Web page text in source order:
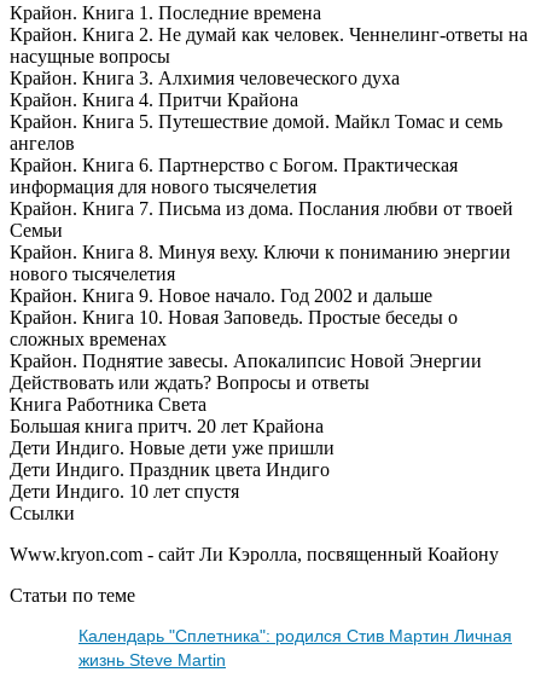
Крайон. Книга 1. Последние времена
Крайон. Книга 2. Не думай как человек. Ченнелинг-ответы на
насущные вопросы
Крайон. Книга 3. Алхимия человеческого духа
Крайон. Книга 4. Притчи Крайона
Крайон. Книга 5. Путешествие домой. Майкл Томас и семь
ангелов
Крайон. Книга 6. Партнерство с Богом. Практическая
информация для нового тысячелетия
Крайон. Книга 7. Письма из дома. Послания любви от твоей
Семьи
Крайон. Книга 8. Минуя веху. Ключи к пониманию энергии
нового тысячелетия
Крайон. Книга 9. Новое начало. Год 2002 и дальше
Крайон. Книга 10. Новая Заповедь. Простые беседы о
сложных временах
Крайон. Поднятие завесы. Апокалипсис Новой Энергии
Действовать или ждать? Вопросы и ответы
Книга Работника Света
Большая книга притч. 20 лет Крайона
Дети Индиго. Новые дети уже пришли
Дети Индиго. Праздник цвета Индиго
Дети Индиго. 10 лет спустя
Ссылки
Www.kryon.com - сайт Ли Кэролла, посвященный Коайону
Статьи по теме
Календарь "Сплетника": родился Стив Мартин Личная
жизнь Steve Martin